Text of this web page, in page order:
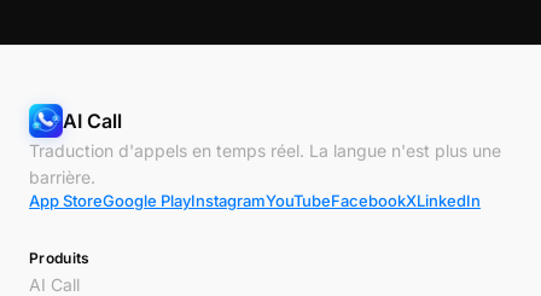
AI Call
Traduction d'appels en temps réel. La langue n'est plus une
barrière.
App StoreGoogle PlayInstagramYouTubeFacebookXLinkedIn
Produits
AI Call